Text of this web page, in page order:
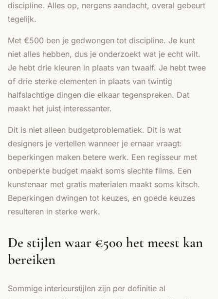
discipline. Alles op, nergens aandacht, overal gebeurt
tegelijk.
Met €500 ben je gedwongen tot discipline. Je kunt
niet alles hebben, dus je onderzoekt wat je echt wilt.
Je hebt drie kleuren in plaats van twaalf. Je hebt twee
of drie sterke elementen in plaats van twintig
halfslachtige dingen die elkaar tegenspreken. Dat
maakt het juist interessanter.
Dit is niet alleen budgetproblematiek. Dit is wat
designers je vertellen wanneer je ernaar vraagt:
beperkingen maken betere werk. Een regisseur met
onbeperkte budget maakt soms slechte films. Een
kunstenaar met gratis materialen maakt soms kitsch.
Beperkingen dwingen tot keuzes, en goede keuzes
resulteren in sterke werk.
De stijlen waar €500 het meest kan
bereiken
Sommige interieurstijlen zijn per definitie al